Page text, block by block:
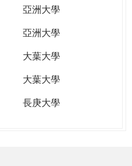
亞洲大學
亞洲大學
大葉大學
大葉大學
長庚大學